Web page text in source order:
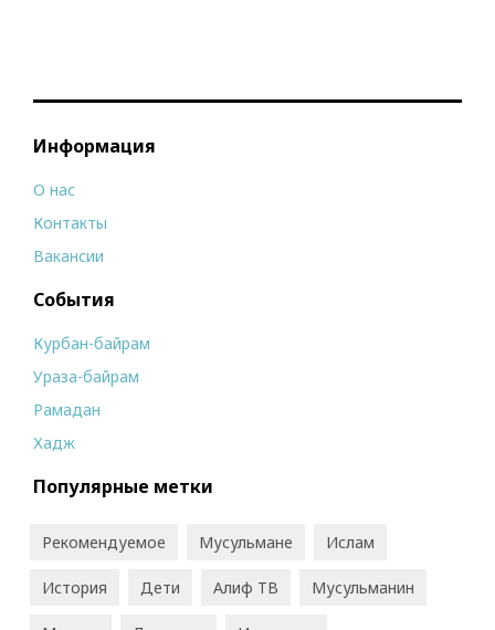
Информация
О нас
Контакты
Вакансии
События
Курбан-байрам
Ураза-байрам
Рамадан
Хадж
Популярные метки
Рекомендуемое Мусульмане Ислам
История Дети Алиф ТВ Мусульманин